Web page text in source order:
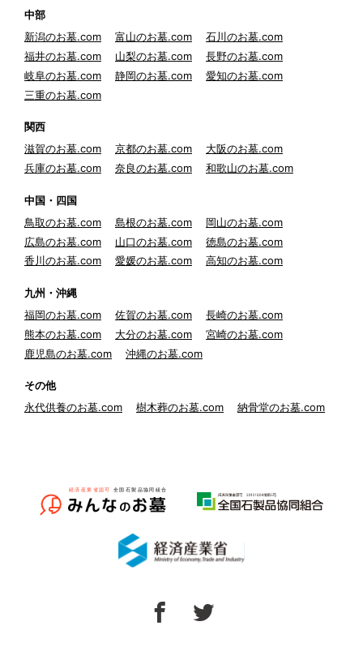
中部
新潟のお墓.com
富山のお墓.com
石川のお墓.com
福井のお墓.com
山梨のお墓.com
長野のお墓.com
岐阜のお墓.com
静岡のお墓.com
愛知のお墓.com
三重のお墓.com
関西
滋賀のお墓.com
京都のお墓.com
大阪のお墓.com
兵庫のお墓.com
奈良のお墓.com 和歌山のお墓.com
中国・四国
鳥取のお墓.com
島根のお墓.com
岡山のお墓.com
広島のお墓.com
山口のお墓.com
徳島のお墓.com
香川のお墓.com
愛媛のお墓.com 高知のお墓.com
九州・沖縄
福岡のお墓.com
佐賀のお墓.com
長崎のお墓.com
熊本のお墓.com
大分のお墓.com
宮崎のお墓.com
鹿児島のお墓.com
沖縄のお墓.com
その他
永代供養のお墓.com
樹木葬のお墓.com 納骨堂のお墓.com